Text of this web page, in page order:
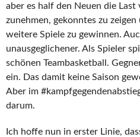
aber es half den Neuen die Last
zunehmen, gekonntes zu
weitere Spiele zu gewinnen.
unausgeglichener. Als Spieler
schönen Teambasketball.
ein. Das damit keine Saison
Aber im
darum.
Ich hoffe nun in erster Linie,